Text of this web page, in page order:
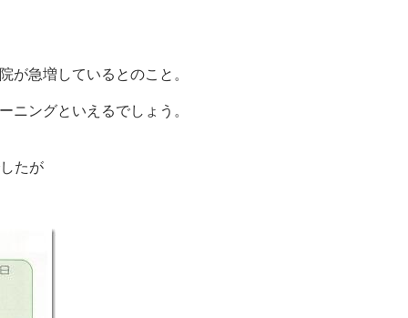
が急増しているとのこと。
ニングといえるでしょう。
たが